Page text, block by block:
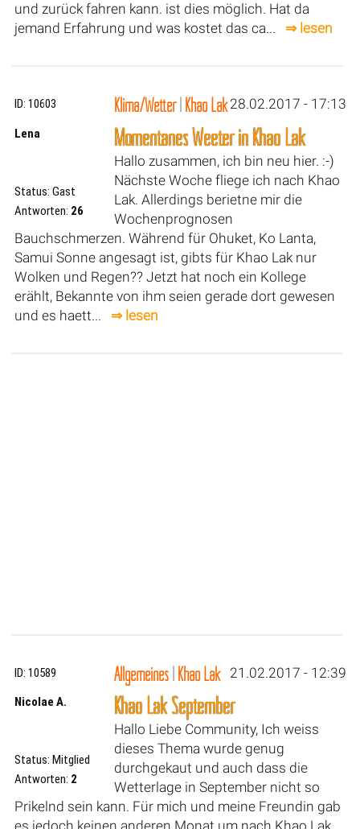
und zurück fahren kann. ist dies möglich. Hat da
jemand Erfahrung und was kostet das ca... ⇒ lesen
ID: 10603 Klima/Wetter|Khao Lak 28.02.2017 - 17:13
Lena
Status: Gast
Antworten: 26
Momentanes Weeter in Khao Lak
Hallo zusammen, ich bin neu hier. :-)
Nächste Woche fliege ich nach Khao
Lak. Allerdings berietne mir die
Wochenprognosen
Bauchschmerzen. Während für Ohuket, Ko Lanta,
Samui Sonne angesagt ist, gibts für Khao Lak nur
Wolken und Regen?? Jetzt hat noch ein Kollege
erählt, Bekannte von ihm seien gerade dort gewesen
und es haett... ⇒ lesen
ID: 10589 Allgemeines|Khao Lak 21.02.2017 - 12:39
Nicolae A.
Status: Mitglied
Antworten: 2
Khao Lak September
Hallo Liebe Community, Ich weiss
dieses Thema wurde genug
durchgekaut und auch dass die
Wetterlage in September nicht so
Prikelnd sein kann. Für mich und meine Freundin gab